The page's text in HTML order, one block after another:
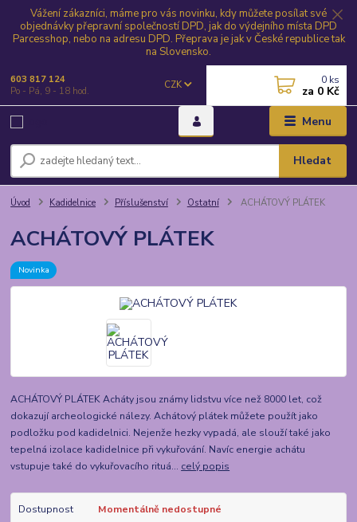
Vážení zákazníci, máme pro vás novinku, kdy můžete posílat své
objednávky přepravní společností DPD, jak do výdejního místa DPD
Parcesshop, nebo na adresu DPD. Přeprava je jak v České republice tak
na Slovensko.
Menu
CZK
Hledat
603 817 124
Po - Pá, 9 - 18 hod.
0 ks
za 0 Kč
Úvod Kadidelnice Příslušenství Ostatní ACHÁTOVÝ PLÁTEK
ACHÁTOVÝ PLÁTEK
Novinka
ACHÁTOVÝ PLÁTEK Acháty jsou známy lidstvu více než 8000 let, což
dokazují archeologické nálezy. Achátový plátek můžete použít jako
podložku pod kadidelnici. Nejenže hezky vypadá, ale slouží také jako
tepelná izolace kadidelnice při vykuřování. Navíc energie achátu
vstupuje také do vykuřovacího rituá... celý popis
Dostupnost Momentálně nedostupné